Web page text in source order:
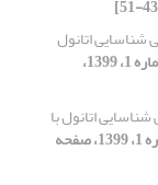
اتانول
[دوره 7، شماره 1، 1399،
اتانول با
[دوره 7، شماره 1، 1399، صفحه